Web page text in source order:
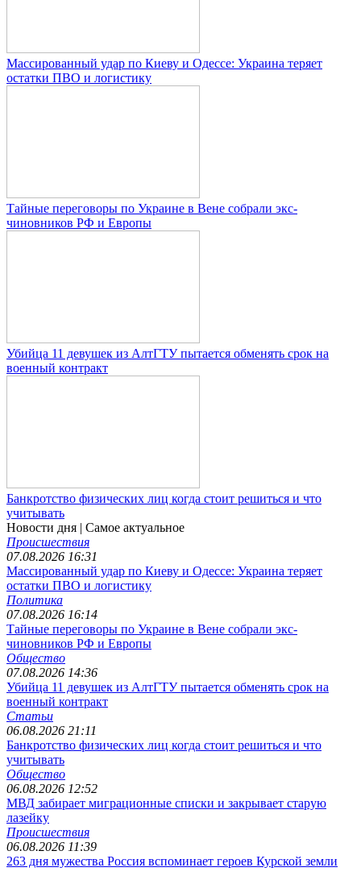
Массированный удар по Киеву и Одессе: Украина теряет
остатки ПВО и логистику
Тайные переговоры по Украине в Вене собрали экс-
чиновников РФ и Европы
Убийца 11 девушек из АлтГТУ пытается обменять срок на
военный контракт
Банкротство физических лиц когда стоит решиться и что
учитывать
Новости дня | Самое актуальное
Происшествия
07.08.2026 16:31
Массированный удар по Киеву и Одессе: Украина теряет
остатки ПВО и логистику
Политика
07.08.2026 16:14
Тайные переговоры по Украине в Вене собрали экс-
чиновников РФ и Европы
Общество
07.08.2026 14:36
Убийца 11 девушек из АлтГТУ пытается обменять срок на
военный контракт
Статьи
06.08.2026 21:11
Банкротство физических лиц когда стоит решиться и что
учитывать
Общество
06.08.2026 12:52
МВД забирает миграционные списки и закрывает старую
лазейку
Происшествия
06.08.2026 11:39
263 дня мужества Россия вспоминает героев Курской земли